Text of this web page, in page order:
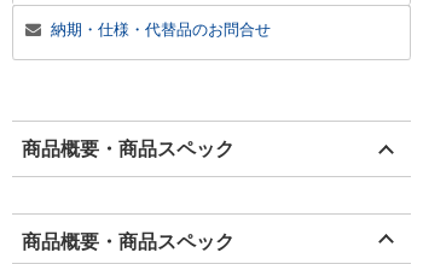
納期・仕様・代替品のお問合せ
商品概要・商品スペック
商品概要・商品スペック